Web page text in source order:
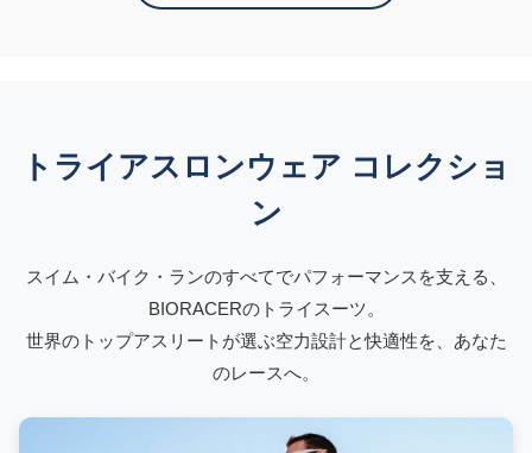
トライアスロンウェア コレクショ
ン
スイム・バイク・ランのすべてでパフォーマンスを支える、
BIORACERのトライスーツ。
世界のトップアスリートが選ぶ空力設計と快適性を、あなた
のレースへ。